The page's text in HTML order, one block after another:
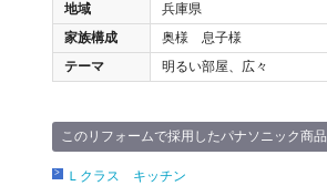
地域
兵庫県
家族構成
奥様 息子様
テーマ
明るい部屋、広々
このリフォームで採用したパナソニック商品
Ｌクラス キッチン